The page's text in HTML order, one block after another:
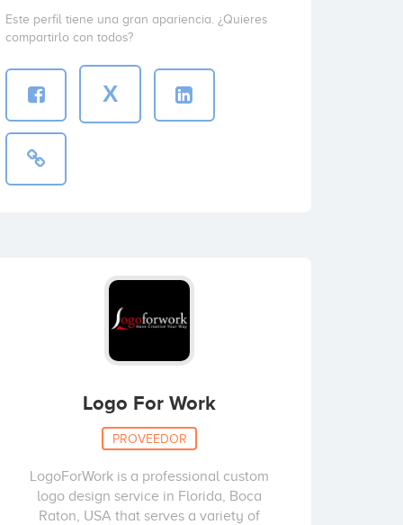
Este perfil tiene una gran apariencia. ¿Quieres
compartirlo con todos?
X
Logo For Work
PROVEEDOR
LogoForWork is a professional custom
logo design service in Florida, Boca
Raton, USA that serves a variety of